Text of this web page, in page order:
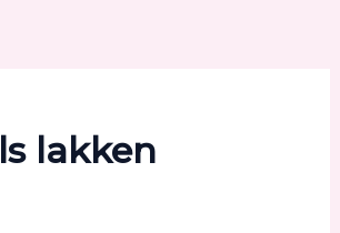
lakken